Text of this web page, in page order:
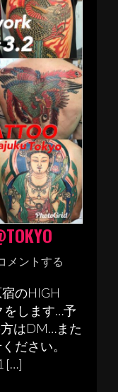
メントする
のHIGH
をします…予
はDM…また
ださい。
[…]